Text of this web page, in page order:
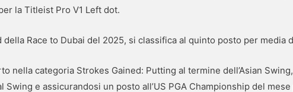
la Titleist Pro V1 Left dot.
della Race to Dubai del 2025, si classifica al quinto posto per media
nella categoria Strokes Gained: Putting al termine dell’Asian
Swing e assicurandosi un posto all’US PGA Championship del